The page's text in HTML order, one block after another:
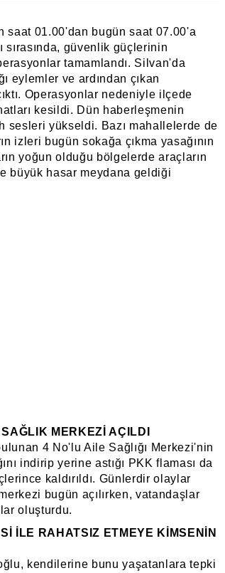
saat 01.00'dan bugün saat 07.00'a
sırasında, güvenlik güçlerinin
tamamlandı. Silvan'da
eylemler ve ardından çıkan
Operasyonlar nedeniyle ilçede
kesildi. Dün haberleşmenin
sesleri yükseldi. Bazı mahallelerde de
izleri bugün sokağa çıkma yasağının
yoğun olduğu bölgelerde araçların
büyük hasar meydana geldiği
MERKEZİ AÇILDI
4 No'lu Aile Sağlığı Merkezi'nin
indirip yerine astığı PKK flaması da
kaldırıldı. Günlerdir olaylar
bugün açılırken, vatandaşlar
oluşturdu.
İLE RAHATSIZ ETMEYE KİMSENİN
kendilerine bunu yaşatanlara tepki